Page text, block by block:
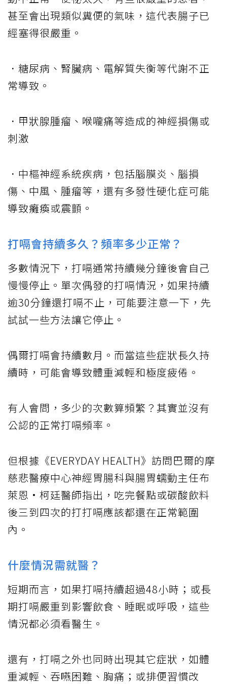
甚至會出現類似糞便的氣味，這代表腸子已
經塞得很嚴重。
．糖尿病、腎臟病、電解質失衡等代謝不正
常導致。
．甲狀腺腫瘤、喉嚨痛等造成的神經損傷或
刺激
．中樞神經系統疾病，包括腦膜炎、腦損
傷、中風、腫瘤等，還有多發性硬化症可能
導致癱瘓或震顫。
打嗝會持續多久？頻率多少正常？
多數情況下，打嗝通常持續幾分鐘後會自己
慢慢停止。單次偶發的打嗝情況，如果持續
逾30分鐘還打嗝不止，可能要注意一下，先
試試一些方法讓它停止。
偶爾打嗝會持續數月。而當這些症狀長久持
續時，可能會導致體重減輕和極度疲倦。
有人會問，多少的次數算頻繁？其實並沒有
公認的正常打嗝頻率。
但根據《EVERYDAY HEALTH》訪問巴爾的摩
慈悲醫療中心神經胃腸科與腸胃蠕動主任布
萊恩·柯廷醫師指出，吃完餐點或碳酸飲料
後三到四次的打打嗝應該都還在正常範圍
內。
什麼情況需就醫？
短期而言，如果打嗝持續超過48小時；或長
期打嗝嚴重到影響飲食、睡眠或呼吸，這些
情況都必須看醫生。
還有，打嗝之外也同時出現其它症狀，如體
重減輕、吞嚥困難、胸痛；或排便習慣改